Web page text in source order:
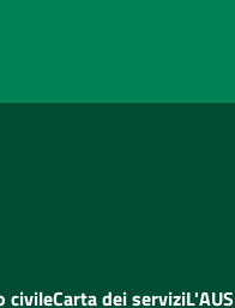
civileCarta dei servizi